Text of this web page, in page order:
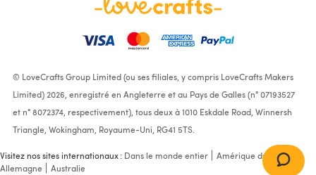
© LoveCrafts Group Limited (ou ses filiales, y compris LoveCrafts Makers
Limited) 2026, enregistré en Angleterre et au Pays de Galles (n° 07193527
et n° 8072374, respectivement), tous deux à 1010 Eskdale Road, Winnersh
Triangle, Wokingham, Royaume-Uni, RG41 5TS.
Visitez nos sites internationaux : Dans le monde entier
Amérique du Nord
Allemagne
Australie